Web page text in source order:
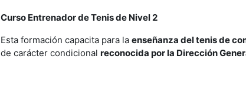
Curso Entrenador de Tenis de Nivel 2
Esta formación capacita para la enseñanza del tenis de
de carácter condicional reconocida por la Dirección